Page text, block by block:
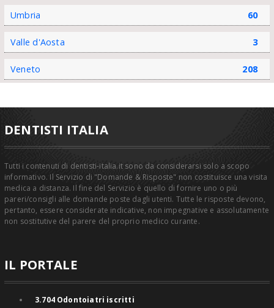
Umbria 60
Valle d'Aosta 3
Veneto 208
DENTISTI ITALIA
Tutti i contenuti di dentisti-italia.it sono da considerarsi solo a scopo
informativo. Il Servizio di "Domande & Risposte" non costituisce una visita
medica a distanza. Il fine del Servizio è quello di fornire uno o più
pareri/consigli alle domande poste dagli utenti. Tutte le risposte devono,
pertanto, essere considerate indicative, non impegnative e assolutamente
non sostitutive del parere del proprio medico curante.
IL PORTALE
3.704Odontoiatri iscritti